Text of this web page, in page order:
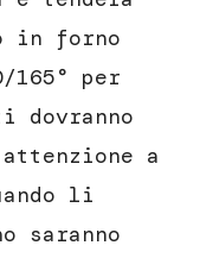
in forno
per
a
li
saranno